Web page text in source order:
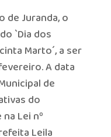
de Juranda, o
`Dia dos
Marto´, a ser
A data
de
do
Lei nº
Leila